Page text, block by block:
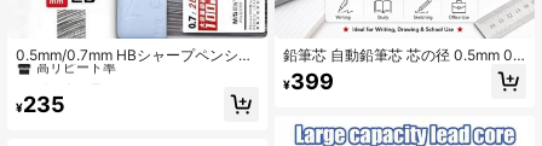
4.92 1.4K フォロワー
0.5mm/0.7mm HBシャープペンシル
替芯 100本パック、高耐久性、折れ
にくい、描画、学生用
#9 ベストセラー
に ペンリフィル
高リピート率
#9 ベストセラー
高リピート率
#9 ベストセラー
高リピート率
#9 ベストセラー
¥235
鉛筆芯 自動鉛筆芯 芯の径 0.5mm 0.7
mm 0.9mm 2b硬度 60mm 向け アー
ト・デッサン用 リフィル交換芯 70
¥399